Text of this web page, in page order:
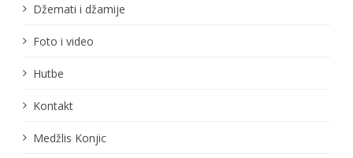
Džemati i džamije
Foto i video
Hutbe
Kontakt
Medžlis Konjic